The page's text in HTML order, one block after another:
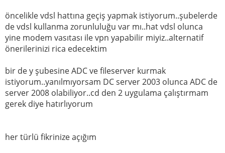
öncelikle vdsl hattına geçiş yapmak istiyorum..şubelerde
de vdsl kullanma zorunluluğu var mı..hat vdsl olunca
yine modem vasıtası ile vpn yapabilir miyiz..alternatif
önerilerinizi rica edecektim
bir de y şubesine ADC ve fileserver kurmak
istiyorum..yanılmıyorsam DC server 2003 olunca ADC de
server 2008 olabiliyor..cd den 2 uygulama çalıştırmam
gerek diye hatırlıyorum
her türlü fikrinize açığım